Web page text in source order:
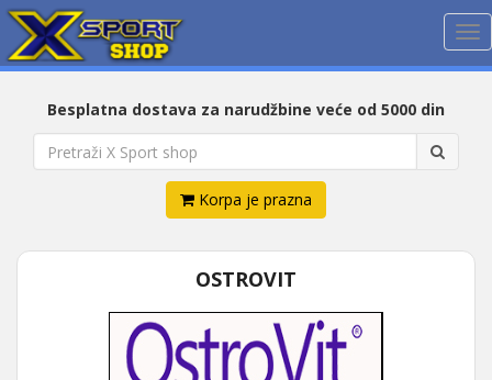
Besplatna dostava za narudžbine veće od 5000 din
Korpa je prazna
OSTROVIT